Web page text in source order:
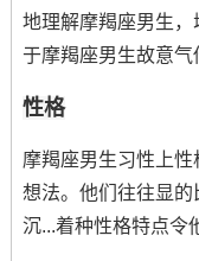
地理解摩羯座男生
于摩羯座男生故意气
性格
摩羯座男生习性上
想法。他们往往显
沉...着种性格特点令